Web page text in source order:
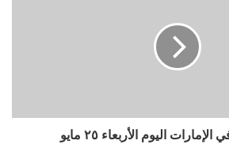
اليوم الأربعاء ٢٥ مايو